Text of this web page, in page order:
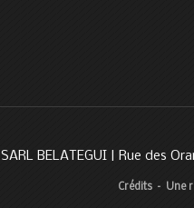
SARL BELATEGUI | Rue des
Crédits – Une